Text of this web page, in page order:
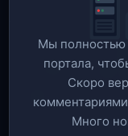
Мы полностью
портала,
Скоро
Много